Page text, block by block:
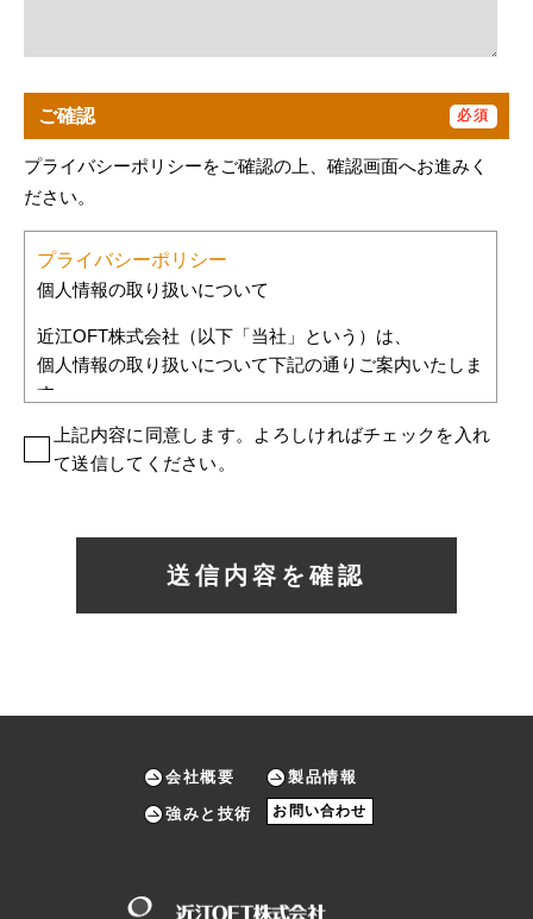
ご確認
プライバシーポリシーをご確認の上、確認画面へお進みく
ださい。
プライバシーポリシー
個人情報の取り扱いについて
近江OFT株式会社（以下「当社」という）は、
個人情報の取り扱いについて下記の通りご案内いたしま
す。
1.お客様の個人情報の取扱について
（以下、「個人情報保護法令」といいます。）を遵守
することができる情報をいいます。具体的には、お客様
の「ご芳名」、「勤務先」、「肩書き」、「電話番
上記内容に同意します。よろしければチェックを入れ
て送信してください。
送信内容を確認
会社概要 製品情報
強みと技術 お知らせ
お問い合わせ